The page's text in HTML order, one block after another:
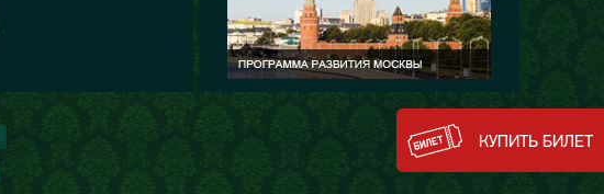
КУПИТЬ БИЛЕТ